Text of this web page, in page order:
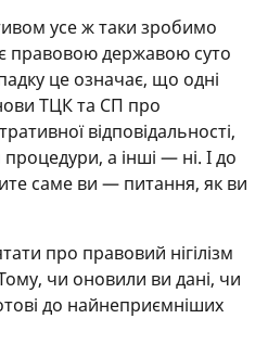
усе ж таки зробимо
правовою державою суто
це означає, що одні
ТЦК та СП про
відповідальності,
а інші — ні. І до
саме ви — питання, як ви
про правовий нігілізм
чи оновили ви дані, чи
до найнеприємніших